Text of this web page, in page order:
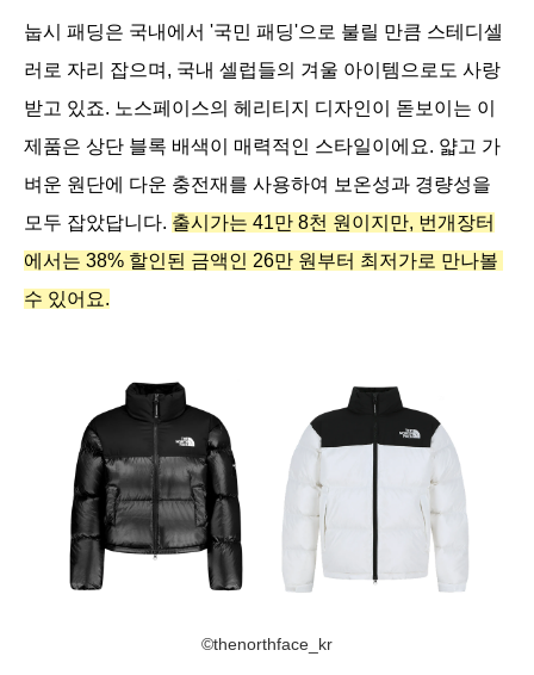
눕시 패딩은 국내에서 '국민 패딩'으로 불릴 만큼 스테디셀
러로 자리 잡으며, 국내 셀럽들의 겨울 아이템으로도 사랑
받고 있죠. 노스페이스의 헤리티지 디자인이 돋보이는 이
제품은 상단 블록 배색이 매력적인 스타일이에요. 얇고 가
벼운 원단에 다운 충전재를 사용하여 보온성과 경량성을
모두 잡았답니다. 출시가는 41만 8천 원이지만, 번개장터
에서는 38% 할인된 금액인 26만 원부터 최저가로 만나볼
수 있어요.
©thenorthface_kr